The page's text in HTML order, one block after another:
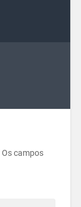
Os campos